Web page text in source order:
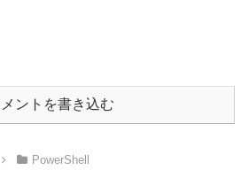
ントを書き込む
PowerShell